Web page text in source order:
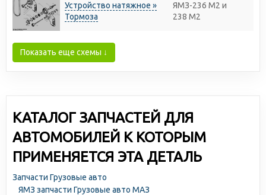
Устройство натяжное »
Тормоза
ЯМЗ-236 М2 и
238 М2
Показать еще схемы ↓
КАТАЛОГ ЗАПЧАСТЕЙ ДЛЯ
АВТОМОБИЛЕЙ К КОТОРЫМ
ПРИМЕНЯЕТСЯ ЭТА ДЕТАЛЬ
Запчасти Грузовые авто
ЯМЗ запчасти Грузовые авто МАЗ